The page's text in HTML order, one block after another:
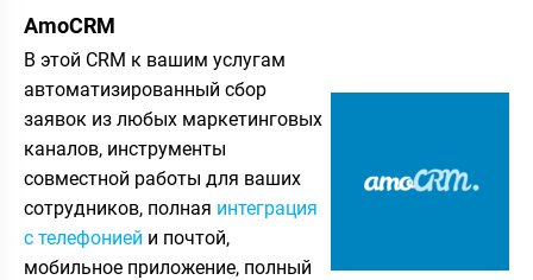
AmoCRM
В этой CRM к вашим услугам
автоматизированный сбор
заявок из любых маркетинговых
каналов, инструменты
совместной работы для ваших
сотрудников, полная интеграция
с телефонией и почтой,
мобильное приложение, полный